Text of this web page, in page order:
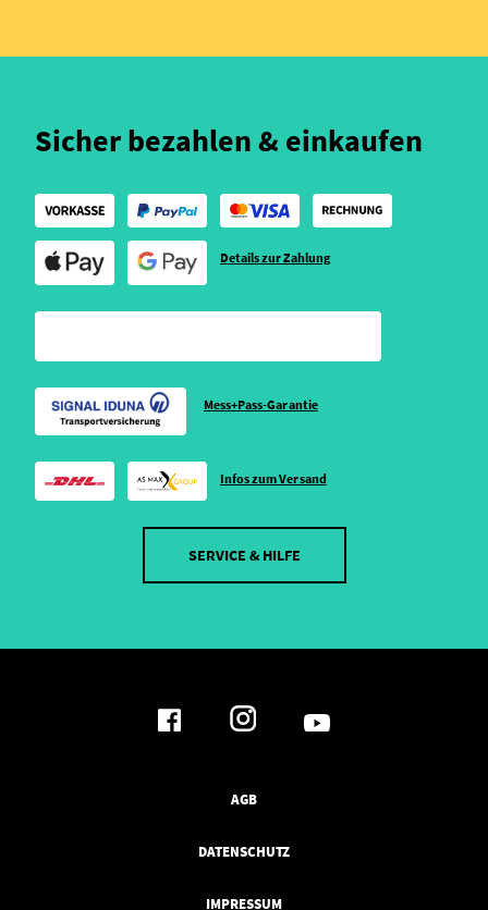
Sicher bezahlen & einkaufen
Details zur Zahlung
Mess+Pass-Garantie
Infos zum Versand
SERVICE & HILFE
AGB
DATENSCHUTZ
IMPRESSUM